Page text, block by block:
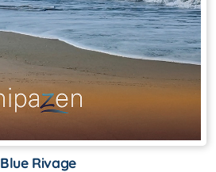
Blue Rivage